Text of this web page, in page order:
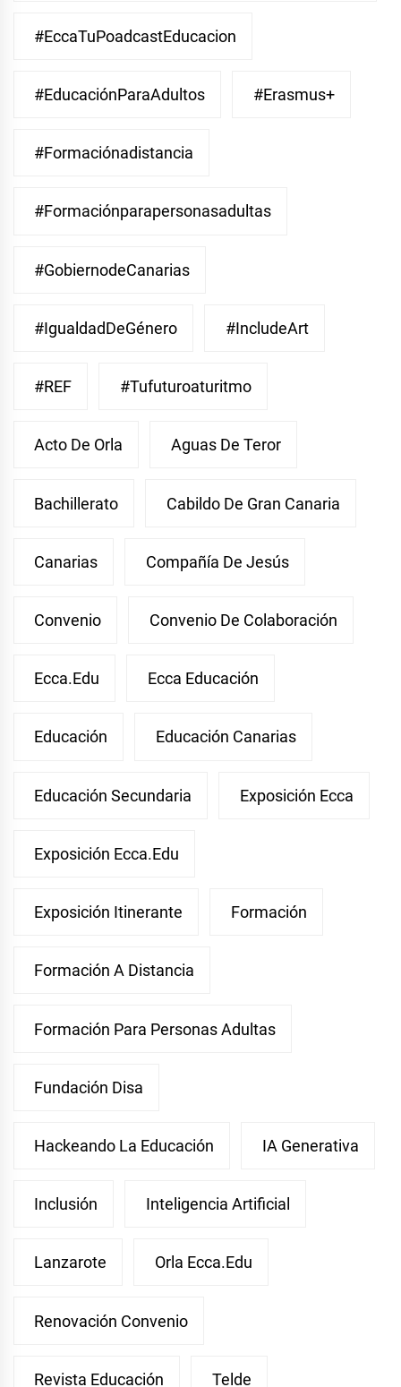
#EccaTuPoadcastEducacion
#EducaciónParaAdultos #Erasmus+
#Formaciónadistancia
#Formaciónparapersonasadultas
#GobiernodeCanarias
#IgualdadDeGénero #IncludeArt
#REF #Tufuturoaturitmo
Acto De Orla Aguas De Teror
Bachillerato Cabildo De Gran Canaria
Canarias Compañía De Jesús
Convenio Convenio De Colaboración
Ecca.edu Ecca Educación
Educación Educación Canarias
Educación Secundaria Exposición Ecca
Exposición Ecca.edu
Exposición Itinerante Formación
Formación A Distancia
Formación Para Personas Adultas
Fundación Disa
Hackeando La Educación IA Generativa
Inclusión Inteligencia Artificial
Lanzarote Orla Ecca.edu
Renovación Convenio
Revista Educación Telde